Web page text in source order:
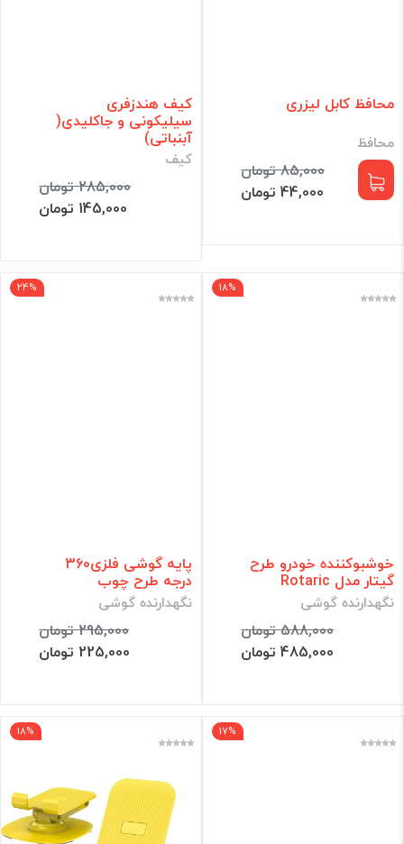
محافظ کابل لیزری
محافظ
85,000 تومان
44,000 تومان
کیف هندزفری
سیلیکونی و جاکلیدی(
آبنباتی)
کیف
285,000 تومان
145,000 تومان
18%
خوشبوکننده خودرو طرح
گیتار مدل Rotaric
نگهدارنده گوشی
588,000 تومان
485,000 تومان
24%
پایه گوشی فلزی360
درجه طرح چوب
نگهدارنده گوشی
295,000 تومان
225,000 تومان
17%
18%